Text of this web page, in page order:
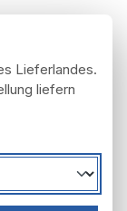
Lieferlandes.
liefern